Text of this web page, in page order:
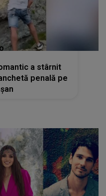
a stârnit
penală pe